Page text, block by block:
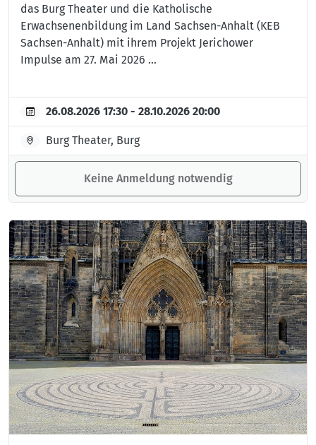
das Burg Theater und die Katholische
Erwachsenenbildung im Land Sachsen-Anhalt (KEB
Sachsen-Anhalt) mit ihrem Projekt Jerichower
Impulse am 27. Mai 2026 ...
26.08.2026 17:30 - 28.10.2026 20:00
Burg Theater, Burg
Keine Anmeldung notwendig